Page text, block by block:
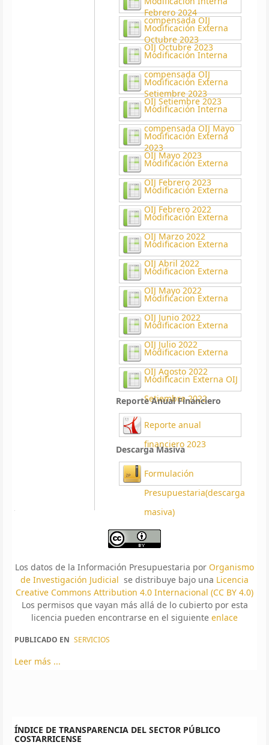
Febrero 2024
compensada OIJ
Octubre 2023
Modificación Externa
OIJ Octubre 2023
Modificación Interna
compensada OIJ
Setiembre 2023
Modificación Externa
OIJ Setiembre 2023
Modificación Interna
compensada OIJ Mayo
2023
Modificación Externa
OIJ Mayo 2023
Modificación Externa
OIJ Febrero 2023
Modificación Externa
OIJ Febrero 2022
Modificación Externa
OIJ Marzo 2022
Modificacion Externa
OIJ Abril 2022
Modificacion Externa
OIJ Mayo 2022
Modificacion Externa
OIJ Junio 2022
Modificacion Externa
OIJ Julio 2022
Modificacion Externa
OIJ Agosto 2022
Modificacin Externa OIJ
Setiembre 2022
Reporte Anual Financiero
Reporte anual
financiero 2023
Descarga Masiva
Formulación
Presupuestaria(descarga
masiva)
Los datos de la Información Presupuestaria por Organismo
de Investigación Judicial se distribuye bajo una Licencia
Creative Commons Attribution 4.0 Internacional (CC BY 4.0)
Los permisos que vayan más allá de lo cubierto por esta
licencia pueden encontrarse en el siguiente enlace
PUBLICADO EN SERVICIOS
Leer más ...
ÍNDICE DE TRANSPARENCIA DEL SECTOR PÚBLICO
COSTARRICENSE